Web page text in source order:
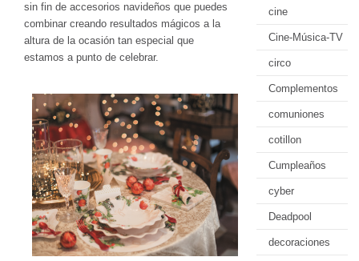
sin fin de accesorios navideños que puedes
combinar creando resultados mágicos a la
altura de la ocasión tan especial que
estamos a punto de celebrar.
cine
Cine-Música-TV
circo
Complementos
comuniones
cotillon
Cumpleaños
cyber
Deadpool
decoraciones